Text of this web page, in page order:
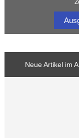
Neue Artikel im